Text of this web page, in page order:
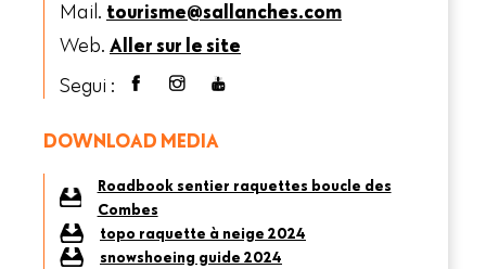
Mail. tourisme@sallanches.com
Web. Aller sur le site
Segui :
DOWNLOAD MEDIA
Roadbook sentier raquettes boucle des
Combes
topo raquette à neige 2024
snowshoeing guide 2024